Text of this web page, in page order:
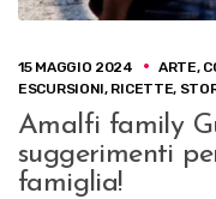
15 MAGGIO 2024 ARTE,
ESCURSIONI, RICETTE,
Amalfi family
suggerimenti
famiglia!